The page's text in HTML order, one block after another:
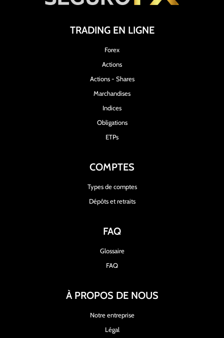
TRADING EN LIGNE
Forex
Actions
Actions - Shares
Marchandises
Indices
Obligations
ETPs
COMPTES
Types de comptes
Dépôts et retraits
FAQ
Glossaire
FAQ
À PROPOS DE NOUS
Notre entreprise
Légal